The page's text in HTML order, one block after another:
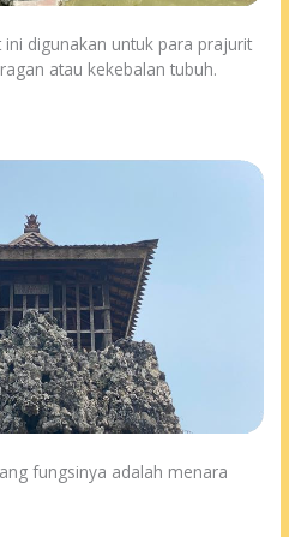
digunakan untuk para prajurit
atau kekebalan tubuh.
fungsinya adalah menara